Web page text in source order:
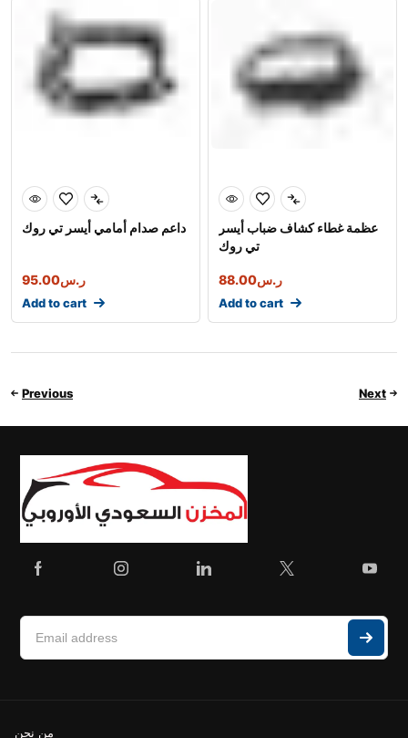
داعم صدام أمامي أيسر تي روك
ر.س95.00
Add to cart
عظمة غطاء كشاف ضباب أيسر
تي روك
ر.س88.00
Add to cart
Previous Next
من نحن